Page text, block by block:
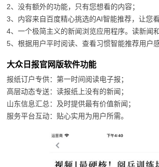
2、没有额外的功能，只有您想看的内容；
3、内容来自百度精心挑选的AI智能推荐，让您看
4、一个极简主义的新闻浏览应用程序。读新闻
5、根据用户平时阅读、查看习惯智能推荐用户
大众日报官网版软件功能
报纸订户专供：第一时间阅读电子报；
高层动态专送：读报纸上没有的新闻；
山东信息汇总：及时提供最有价值新闻；
服务平台互动：贴心实用为用户所需。